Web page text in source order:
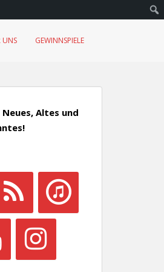
UNS GEWINNSPIELE
Altes und